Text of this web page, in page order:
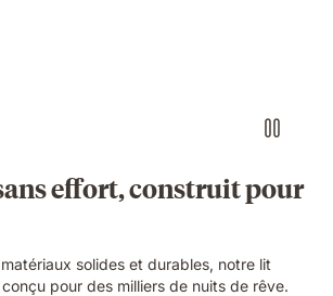
effort, construit pour
solides et durables, notre lit
pour des milliers de nuits de rêve.